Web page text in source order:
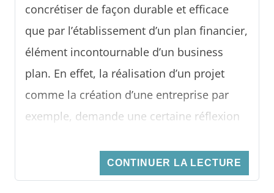
concrétiser de façon durable et efficace
que par l’établissement d’un plan financier,
élément incontournable d’un business
plan. En effet, la réalisation d’un projet
comme la création d’une entreprise par
exemple, demande une certaine réflexion
idéale et d’atteindre une certaine stabilité
financière.
CONTINUER LA LECTURE